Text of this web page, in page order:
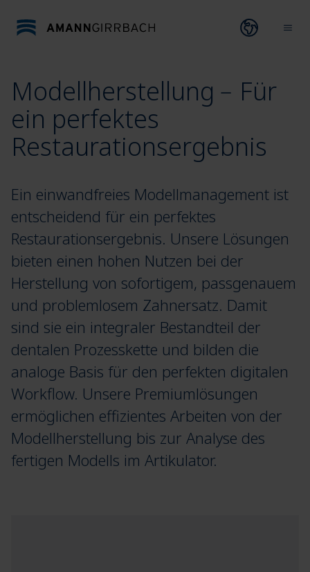
Open
Modellherstellung﹣Für
ein perfektes
Restaurationsergebnis
Ein einwandfreies Modellmanagement ist
entscheidend für ein perfektes
Restaurationsergebnis. Unsere Lösungen
bieten einen hohen Nutzen bei der
Herstellung von sofortigem, passgenauem
und problemlosem Zahnersatz. Damit
sind sie ein integraler Bestandteil der
dentalen Prozesskette und bilden die
analoge Basis für den perfekten digitalen
Workflow. Unsere Premiumlösungen
ermöglichen effizientes Arbeiten von der
Modellherstellung bis zur Analyse des
fertigen Modells im Artikulator.